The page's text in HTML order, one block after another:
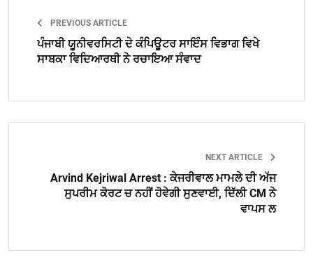
PREVIOUS ARTICLE
ਪੰਜਾਬੀ ਯੂਨੀਵਰਸਿਟੀ ਦੇ ਕੰਪਿਊਟਰ ਸਾਇੰਸ ਵਿਭਾਗ ਵਿਖੇ
ਸਾਬਕਾ ਵਿਦਿਆਰਥੀ ਨੇ ਰਚਾਇਆ ਸੰਵਾਦ
NEXT ARTICLE
Arvind Kejriwal Arrest : ਕੇਜਰੀਵਾਲ ਮਾਮਲੇ ਦੀ ਅੱਜ
ਸੁਪਰੀਮ ਕੋਰਟ ਚ ਨਹੀਂ ਹੋਵੇਗੀ ਸੁਣਵਾਈ, ਦਿੱਲੀ CM ਨੇ
ਵਾਪਸ ਲ